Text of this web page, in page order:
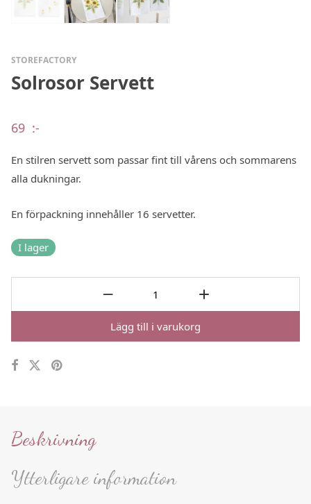
STOREFACTORY
Solrosor Servett
69 :-
En stilren servett som passar fint till vårens och sommarens
alla dukningar.
En förpackning innehåller 16 servetter.
I lager
Lägg till i varukorg
Beskrivning
Ytterligare information